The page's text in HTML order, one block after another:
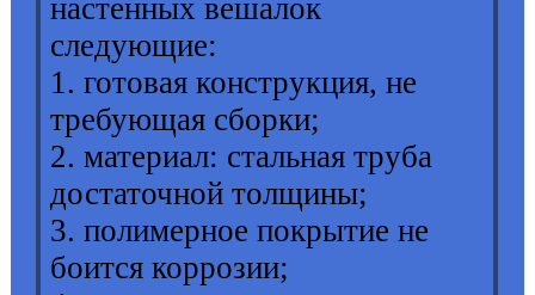
настенных вешалок
следующие:
1. готовая конструкция, не
требующая сборки;
2. материал: стальная труба
достаточной толщины;
3. полимерное покрытие не
боится коррозии;